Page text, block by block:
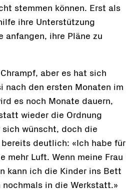
stemmen können. Erst als
ihre Unterstützung
anfangen, ihre Pläne zu
aber es hat sich
nach den ersten Monaten im
es noch Monate dauern,
wieder die Ordnung
wünscht, doch die
deutlich: «Ich habe für
mehr Luft. Wenn meine Frau
kann ich die Kinder ins Bett
nochmals in die Werkstatt.»